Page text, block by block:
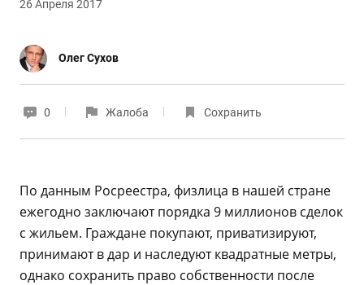
26 Апреля 2017
Олег Сухов
0 Жалоба Сохранить
По данным Росреестра, физлица в нашей стране
ежегодно заключают порядка 9 миллионов сделок
с жильем. Граждане покупают, приватизируют,
принимают в дар и наследуют квадратные метры,
однако сохранить право собственности после